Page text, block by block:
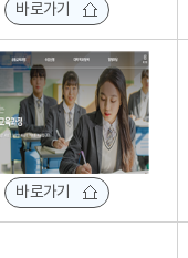
바로가기
바로가기